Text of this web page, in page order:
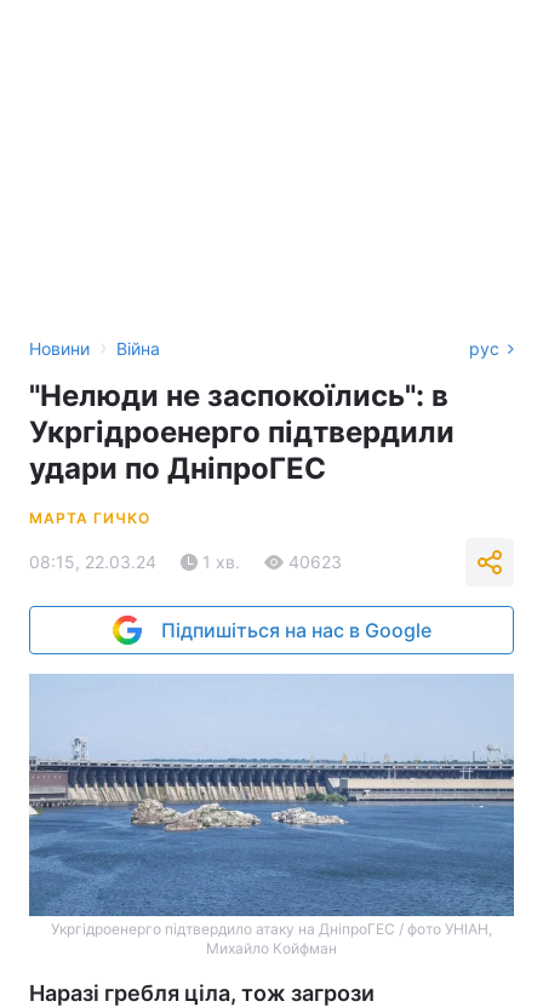
Новини › Війна рус
"Нелюди не заспокоїлись": в
Укргідроенерго підтвердили
удари по ДніпроГЕС
МАРТА ГИЧКО
08:15, 22.03.24 1 хв. 40623
Підпишіться на нас в Google
Укргідроенерго підтвердило атаку на ДніпроГЕС / фото УНІАН,
Михайло Койфман
Наразі гребля ціла, тож загрози